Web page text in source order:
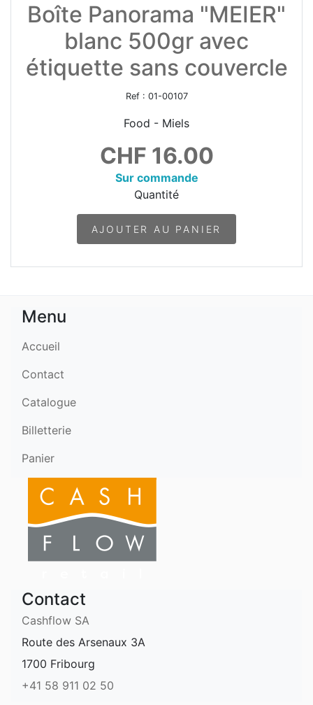
Boîte Panorama "MEIER"
blanc 500gr avec
étiquette sans couvercle
Ref : 01-00107
Food - Miels
CHF 16.00
Sur commande
Quantité
AJOUTER AU PANIER
Menu
Accueil
Contact
Catalogue
Billetterie
Panier
Contact
Cashflow SA
Route des Arsenaux 3A
1700 Fribourg
+41 58 911 02 50